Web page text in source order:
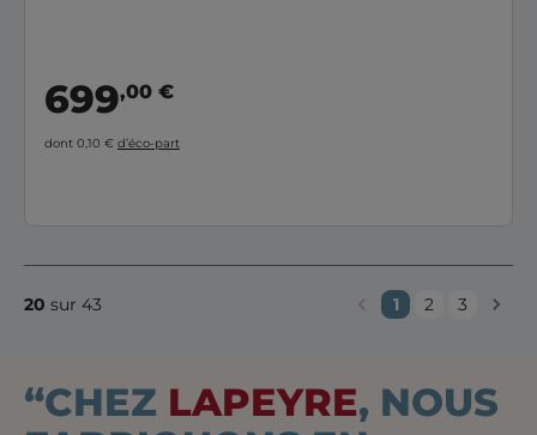
699,00 €
dont 0,10 € d’éco-part
1 2 3
20 sur 43
“CHEZ LAPEYRE, NOUS